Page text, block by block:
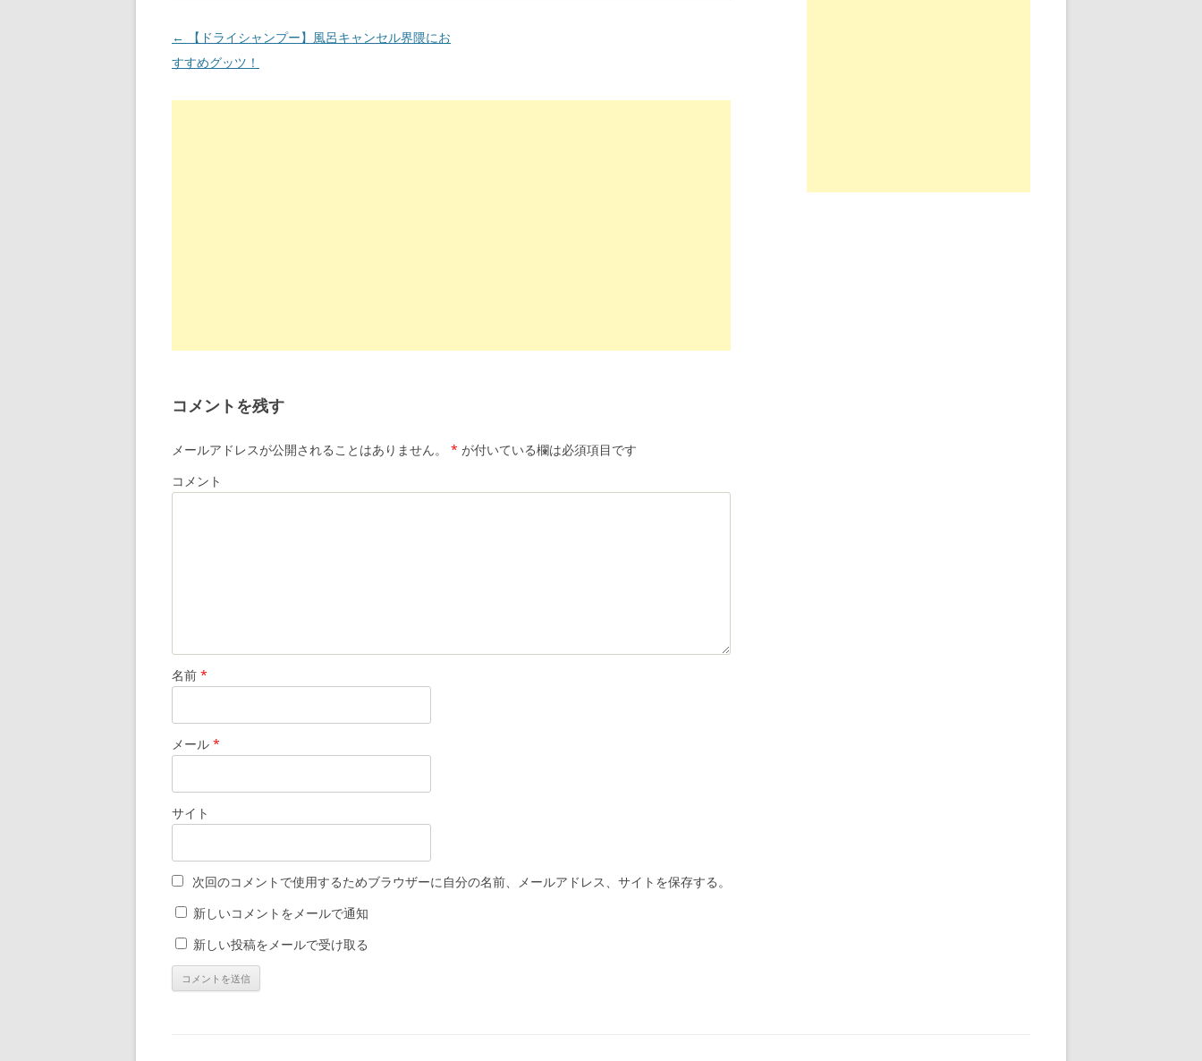
投
←
【ドライシャンプー】風呂キャンセル界隈にお
すすめグッツ！
コメントを残す
メールアドレスが公開されることはありません。 * が付いている欄は必須項目です
コメント
名前 *
メール *
サイト
次回のコメントで使用するためブラウザーに自分の名前、メールアドレス、サイトを保存する。
新しいコメントをメールで通知
新しい投稿をメールで受け取る